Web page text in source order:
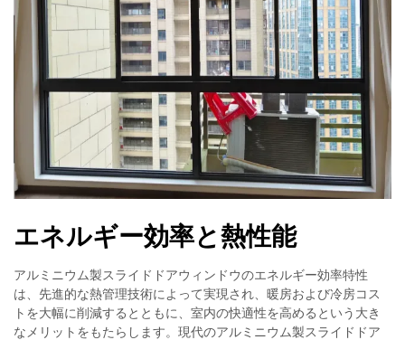
エネルギー効率と熱性能
アルミニウム製スライドドアウィンドウのエネルギー効率特性
は、先進的な熱管理技術によって実現され、暖房および冷房コス
トを大幅に削減するとともに、室内の快適性を高めるという大き
なメリットをもたらします。現代のアルミニウム製スライドドア